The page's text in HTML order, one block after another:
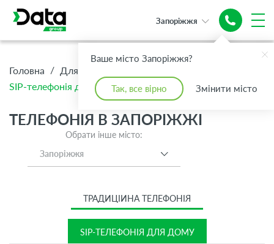
Ваше місто Запоріжжя?
Так, все вірно Змінити місто
Запоріжжя
Головна / Для Дому
SIP-телефонія для дому
ТЕЛЕФОНІЯ В ЗАПОРІЖЖІ
Обрати інше місто:
Запоріжжя
ТРАДИЦІЙНА ТЕЛЕФОНІЯ
SIP-ТЕЛЕФОНІЯ ДЛЯ ДОМУ